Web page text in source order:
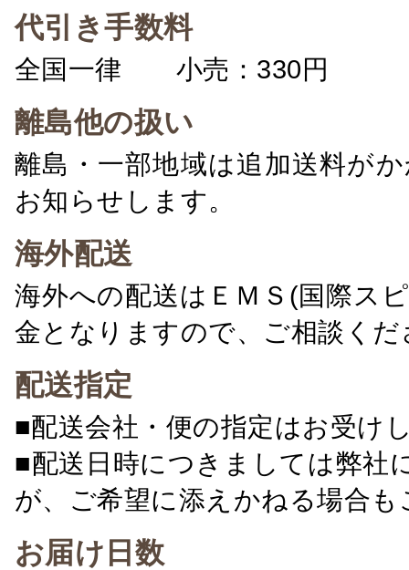
代引き手数料
全国一律 小売：330円 卸
離島他の扱い
離島・一部地域は追加送料が
お知らせします。
海外配送
海外への配送はＥＭＳ(国際ス
金となりますので、ご相談くだ
配送指定
■配送会社・便の指定はお受け
■配送日時につきましては弊社
が、ご希望に添えかねる場合
お届け日数